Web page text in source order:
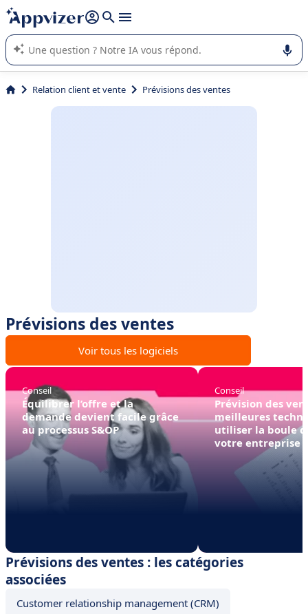
répondre (plusieurs lignes avec
L'IA de Appvizer vous guide dans l'utilisation ou la sélection de
logiciel SaaS en entreprise.
Relation client et vente Prévisions des ventes
Prévisions des ventes
Voir tous les logiciels
Conseil
Équilibrer l’offre et la
demande devient facile grâce
au processus S&OP
Conseil
Prévision des
meilleures
utiliser la boule
votre entreprise
Prévisions des ventes : les catégories
associées
Customer relationship management (CRM)